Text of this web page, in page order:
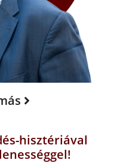
hisztériával